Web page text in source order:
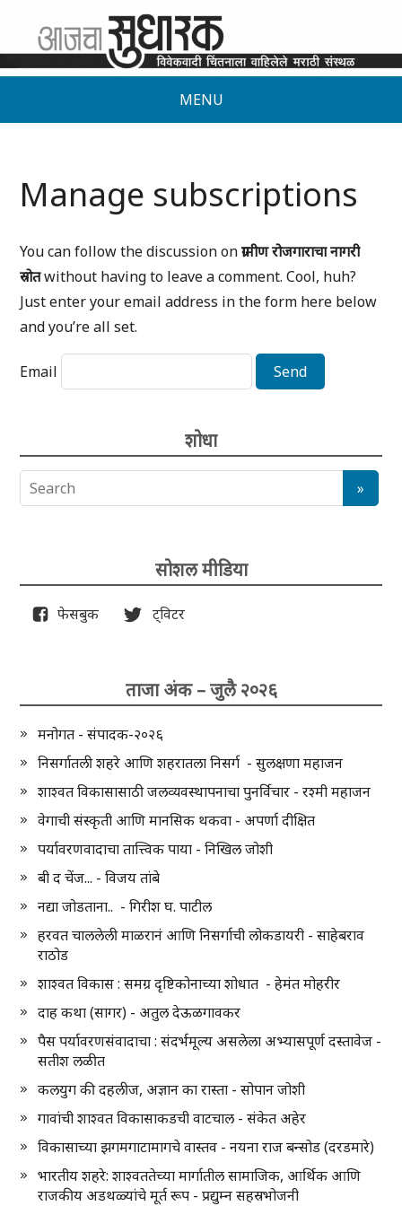
MENU
Manage subscriptions
You can follow the discussion onग्रामीण रोजगाराचा नागरी
स्रोतwithout having to leave a comment. Cool, huh?
Just enter your email address in the form here below
and you’re all set.
Email
शोधा
सोशल मीडिया
फेसबुक ट्विटर
ताजा अंक – जुलै २०२६
मनोगत - संपादक-२०२६
निसर्गातली शहरे आणि शहरातला निसर्ग - सुलक्षणा महाजन
शाश्वत विकासासाठी जलव्यवस्थापनाचा पुनर्विचार - रश्मी महाजन
वेगाची संस्कृती आणि मानसिक थकवा - अपर्णा दीक्षित
पर्यावरणवादाचा तात्त्विक पाया - निखिल जोशी
बी द चेंज... - विजय तांबे
नद्या जोडताना.. - गिरीश घ. पाटील
हरवत चाललेली माळरानं आणि निसर्गाची लोकडायरी - साहेबराव
राठोड
शाश्वत विकास : समग्र दृष्टिकोनाच्या शोधात - हेमंत मोहरीर
दाह कथा (सागर) - अतुल देऊळगावकर
पैस पर्यावरणसंवादाचा : संदर्भमूल्य असलेला अभ्यासपूर्ण दस्तावेज -
सतीश लळीत
कलयुग की दहलीज, अज्ञान का रास्ता - सोपान जोशी
गावांची शाश्वत विकासाकडची वाटचाल - संकेत अहेर
विकासाच्या झगमगाटामागचे वास्तव - नयना राज बन्सोड (दरडमारे)
भारतीय शहरे: शाश्वततेच्या मार्गातील सामाजिक, आर्थिक आणि
राजकीय अडथळ्यांचे मूर्त रूप - प्रद्युम्न सहस्रभोजनी